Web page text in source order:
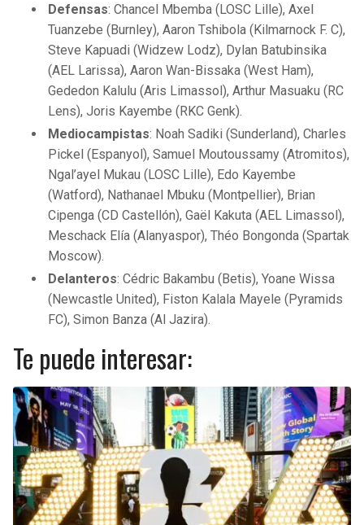
Defensas: Chancel Mbemba (LOSC Lille), Axel
Tuanzebe (Burnley), Aaron Tshibola (Kilmarnock F. C),
Steve Kapuadi (Widzew Lodz), Dylan Batubinsika
(AEL Larissa), Aaron Wan-Bissaka (West Ham),
Gededon Kalulu (Aris Limassol), Arthur Masuaku (RC
Lens), Joris Kayembe (RKC Genk).
Mediocampistas: Noah Sadiki (Sunderland), Charles
Pickel (Espanyol), Samuel Moutoussamy (Atromitos),
Ngal’ayel Mukau (LOSC Lille), Edo Kayembe
(Watford), Nathanael Mbuku (Montpellier), Brian
Cipenga (CD Castellón), Gaël Kakuta (AEL Limassol),
Meschack Elía (Alanyaspor), Théo Bongonda (Spartak
Moscow).
Delanteros: Cédric Bakambu (Betis), Yoane Wissa
(Newcastle United), Fiston Kalala Mayele (Pyramids
FC), Simon Banza (Al Jazira).
Te puede interesar: